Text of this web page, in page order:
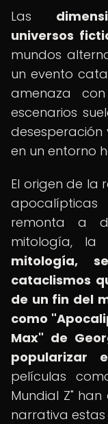
Las
universos
mundos
un evento
amenaza
escenarios
desesperación
en un entorno
El origen de la
remonta a
mitología,
mitología,
cataclismos
de un fin del
como
Max" de
popularizar
películas
Mundial Z"
narrativa